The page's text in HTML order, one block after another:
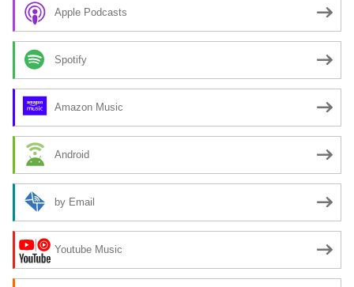
Apple Podcasts
Spotify
Amazon Music
Android
by Email
Youtube Music